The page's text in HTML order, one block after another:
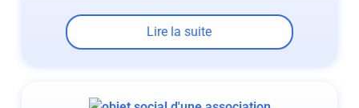
Lire la suite